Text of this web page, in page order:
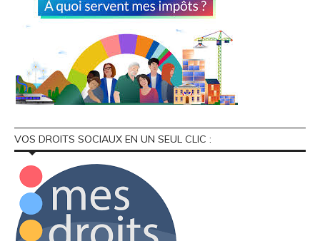
VOS DROITS SOCIAUX EN UN SEUL CLIC :